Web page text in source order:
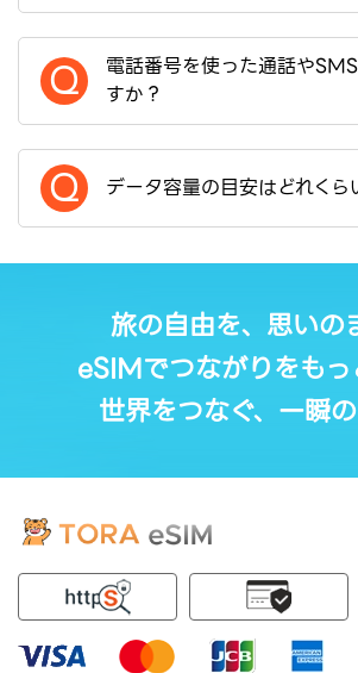
Q
電話番号を使った通話や
すか？
Q データ容量の目安はどれくら
旅の自由を、思いの
eSIMでつながりをも
世界をつなぐ、一瞬